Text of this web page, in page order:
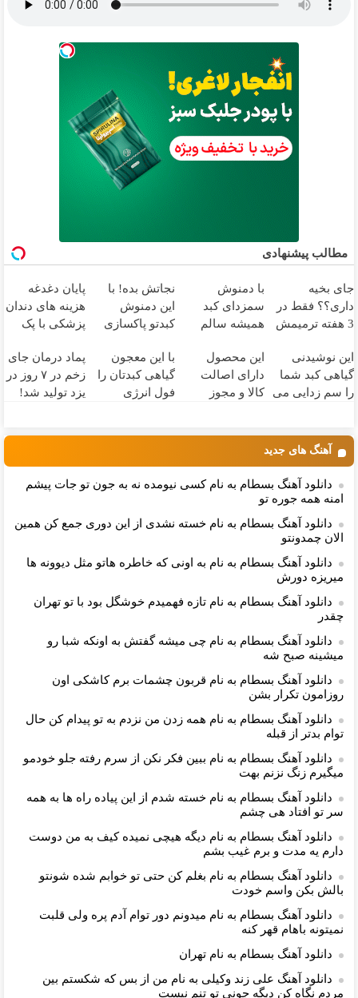
مطالب پیشنهادی
جای بخیه
داری؟؟ فقط در
3 هفته ترمیمش
با دمنوش
سمزدای کبد
همیشه سالم
نجاتش بده! با
این دمنوش
کبدتو پاکسازی
مرجوعی
پایان دغدغه
هزینه های دندان
پزشکی با پک
خانگی
این نوشیدنی
گیاهی کبد شما
را سم زدایی می
این محصول
دارای اصالت
کالا و مجوز
با این معجون
گیاهی کبدتان را
فول انرژی
پماد درمان جای
زخم در ۷ روز در
یزد تولید شد!
آهنگ های جدید
دانلود آهنگ بسطام به نام کسی نیومده نه به جون تو جات پیشم
امنه همه جوره تو
دانلود آهنگ بسطام به نام خسته نشدی از این دوری جمع کن همین
الان چمدونتو
دانلود آهنگ بسطام به نام به اونی که خاطره هاتو مثل دیوونه ها
میریزه دورش
دانلود آهنگ بسطام به نام تازه فهمیدم خوشگل بود با تو تهران
چقدر
دانلود آهنگ بسطام به نام چی میشه گفتش به اونکه شبا رو
میشینه صبح شه
دانلود آهنگ بسطام به نام قربون چشمات برم کاشکی اون
روزامون تکرار بشن
دانلود آهنگ بسطام به نام همه زدن من نزدم به تو پیدام کن حال
توام بدتر از قبله
دانلود آهنگ بسطام به نام ببین فکر نکن از سرم رفته جلو خودمو
میگیرم زنگ نزنم بهت
دانلود آهنگ بسطام به نام خسته شدم از این پیاده راه ها به همه
سر تو افتاد هی چشم
دانلود آهنگ بسطام به نام دیگه هیچی نمیده کیف به من دوست
دارم یه مدت و برم غیب بشم
دانلود آهنگ بسطام به نام بغلم کن حتی تو خوابم شده شونتو
بالش بکن واسم خودت
دانلود آهنگ بسطام به نام میدونم دور توام آدم پره ولی قلبت
نمیتونه باهام قهر کنه
دانلود آهنگ بسطام به نام تهران
دانلود آهنگ علی زند وکیلی به نام من از بس كه شكستم بین
مردم نگاه كن دیگه جونى تو تنم نیست